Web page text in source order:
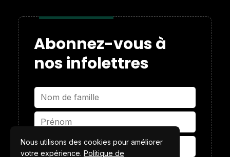
Abonnez-vous à
nos infolettres
Nous utilisons des cookies pour améliorer
votre expérience. Politique de